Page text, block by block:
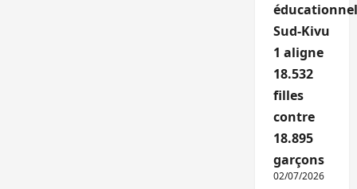
Sud-Kivu
1 aligne
18.532
filles
contre
18.895
garçons
02/07/2026